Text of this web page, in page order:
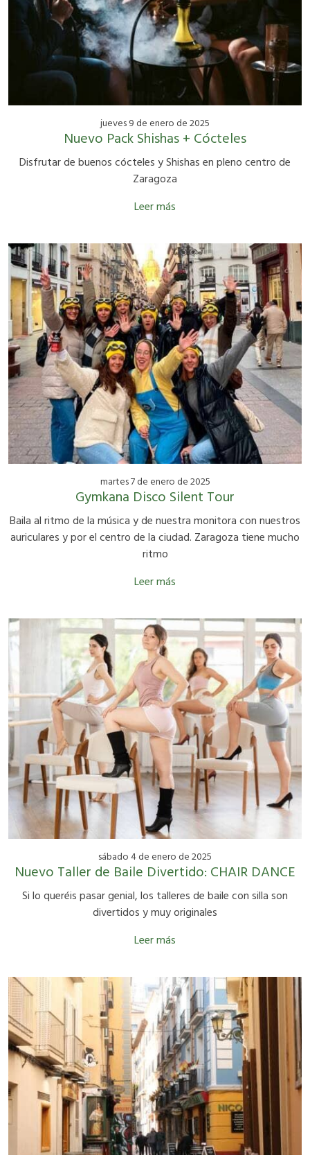
jueves 9 de enero de 2025
Nuevo Pack Shishas + Cócteles
Disfrutar de buenos cócteles y Shishas en pleno centro de
Zaragoza
Leer más
martes 7 de enero de 2025
Gymkana Disco Silent Tour
Baila al ritmo de la música y de nuestra monitora con nuestros
auriculares y por el centro de la ciudad. Zaragoza tiene mucho
ritmo
Leer más
sábado 4 de enero de 2025
Nuevo Taller de Baile Divertido: CHAIR DANCE
Si lo queréis pasar genial, los talleres de baile con silla son
divertidos y muy originales
Leer más